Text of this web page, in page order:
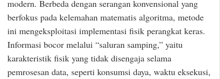
modern. Berbeda dengan serangan konvensional yang
berfokus pada kelemahan matematis algoritma, metode
ini mengeksploitasi implementasi fisik perangkat keras.
Informasi bocor melalui “saluran samping,” yaitu
karakteristik fisik yang tidak disengaja selama
pemrosesan data, seperti konsumsi daya, waktu eksekusi,